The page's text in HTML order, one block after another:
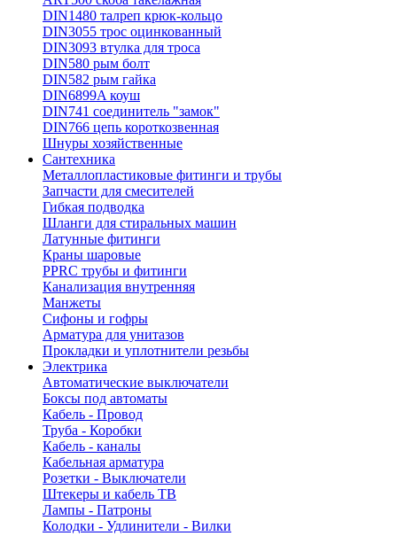
DIN1480 талреп крюк-кольцо
DIN3055 трос оцинкованный
DIN3093 втулка для троса
DIN580 рым болт
DIN582 рым гайка
DIN6899A коуш
DIN741 соединитель "замок"
DIN766 цепь короткозвенная
Шнуры хозяйственные
Сантехника
Металлопластиковые фитинги и трубы
Запчасти для смесителей
Гибкая подводка
Шланги для стиральных машин
Латунные фитинги
Краны шаровые
PPRC трубы и фитинги
Канализация внутренняя
Манжеты
Сифоны и гофры
Арматура для унитазов
Прокладки и уплотнители резьбы
Электрика
Автоматические выключатели
Боксы под автоматы
Кабель - Провод
Труба - Коробки
Кабель - каналы
Кабельная арматура
Розетки - Выключатели
Штекеры и кабель ТВ
Лампы - Патроны
Колодки - Удлинители - Вилки